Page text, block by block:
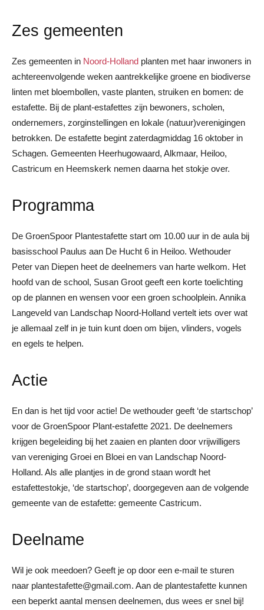
Zes gemeenten
Zes gemeenten in Noord-Holland planten met haar inwoners in
achtereenvolgende weken aantrekkelijke groene en biodiverse
linten met bloembollen, vaste planten, struiken en bomen: de
estafette. Bij de plant-estafettes zijn bewoners, scholen,
ondernemers, zorginstellingen en lokale (natuur)verenigingen
betrokken. De estafette begint zaterdagmiddag 16 oktober in
Schagen. Gemeenten Heerhugowaard, Alkmaar, Heiloo,
Castricum en Heemskerk nemen daarna het stokje over.
Programma
De GroenSpoor Plantestafette start om 10.00 uur in de aula bij
basisschool Paulus aan De Hucht 6 in Heiloo. Wethouder
Peter van Diepen heet de deelnemers van harte welkom. Het
hoofd van de school, Susan Groot geeft een korte toelichting
op de plannen en wensen voor een groen schoolplein. Annika
Langeveld van Landschap Noord-Holland vertelt iets over wat
je allemaal zelf in je tuin kunt doen om bijen, vlinders, vogels
en egels te helpen.
Actie
En dan is het tijd voor actie! De wethouder geeft ‘de startschop’
voor de GroenSpoor Plant-estafette 2021. De deelnemers
krijgen begeleiding bij het zaaien en planten door vrijwilligers
van vereniging Groei en Bloei en van Landschap Noord-
Holland. Als alle plantjes in de grond staan wordt het
estafettestokje, ‘de startschop’, doorgegeven aan de volgende
gemeente van de estafette: gemeente Castricum.
Deelname
Wil je ook meedoen? Geeft je op door een e-mail te sturen
naar plantestafette@gmail.com. Aan de plantestafette kunnen
een beperkt aantal mensen deelnemen, dus wees er snel bij!